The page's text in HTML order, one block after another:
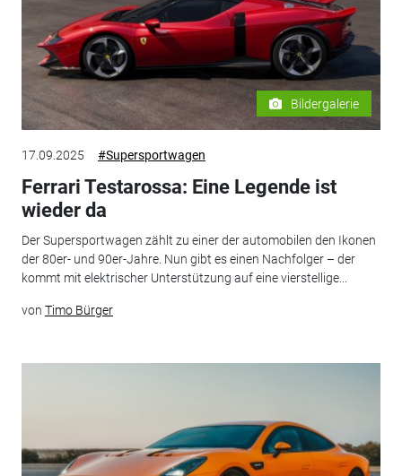
Bildergalerie
17.09.2025 #Supersportwagen
Ferrari Testarossa: Eine Legende ist
wieder da
Der Supersportwagen zählt zu einer der automobilen den Ikonen
der 80er- und 90er-Jahre. Nun gibt es einen Nachfolger – der
kommt mit elektrischer Unterstützung auf eine vierstellige...
von Timo Bürger